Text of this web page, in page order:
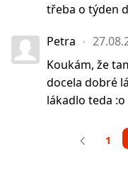
třeba o týden
Petra
Koukám, že
docela dobré
lákadlo teda :o
1